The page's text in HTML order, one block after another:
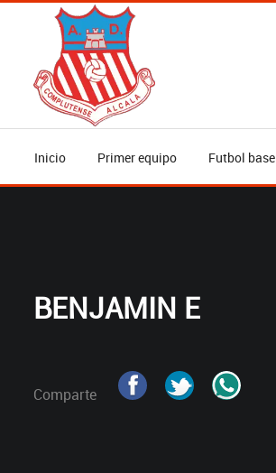
Inicio Primer equipo Futbol base
BENJAMIN E
Comparte